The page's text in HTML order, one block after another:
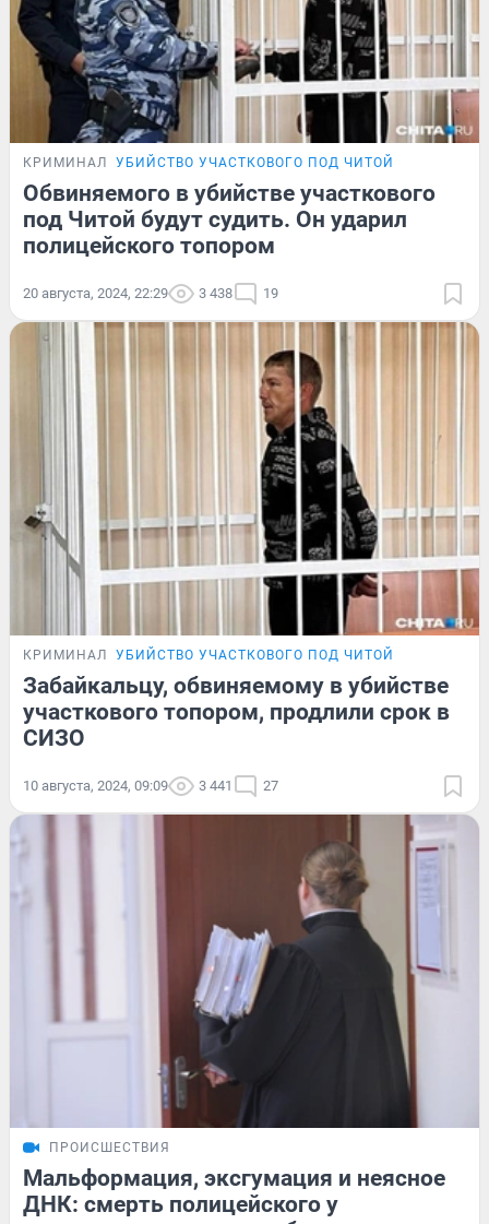
КРИМИНАЛ УБИЙСТВО УЧАСТКОВОГО ПОД ЧИТОЙ
Обвиняемого в убийстве участкового
под Читой будут судить. Он ударил
полицейского топором
20 августа, 2024, 22:29 3 438 19
КРИМИНАЛ УБИЙСТВО УЧАСТКОВОГО ПОД ЧИТОЙ
Забайкальцу, обвиняемому в убийстве
участкового топором, продлили срок в
СИЗО
10 августа, 2024, 09:09 3 441 27
ПРОИСШЕСТВИЯ
Мальформация, эксгумация и неясное
ДНК: смерть полицейского у